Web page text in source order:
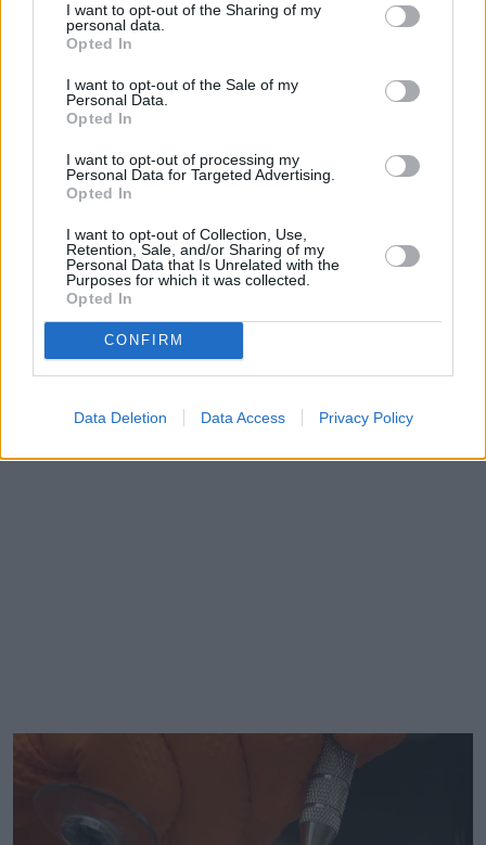
I want to opt-out of the Sharing of my
personal data.
Opted In
I want to opt-out of the Sale of my
Personal Data.
Opted In
I want to opt-out of processing my
Personal Data for Targeted Advertising.
Opted In
I want to opt-out of Collection, Use,
Retention, Sale, and/or Sharing of my
Personal Data that Is Unrelated with the
Purposes for which it was collected.
Opted In
CONFIRM
Data Deletion Data Access Privacy Policy
się za głowę.
Czytaj całość